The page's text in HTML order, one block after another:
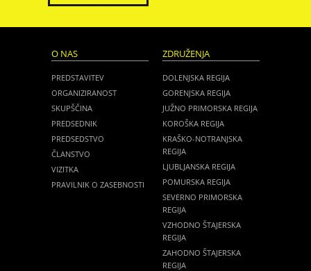
O NAS
PREDSTAVITEV
ORGANIZIRANOST
SKUPŠČINA
PREDSEDNIK
PREDSEDSTVO
ČLANSTVO
VIZITKA
PRAVILNIK O ZASEBNOSTI
ZDRUŽENJA
DOLENJSKA REGIJA
GORENJSKA REGIJA
JUŽNO PRIMORSKA REGIJA
KOROŠKA REGIJA
KRAŠKO-NOTRANJSKA
REGIJA
LJUBLJANSKA REGIJA
POMURSKA REGIJA
SEVERNO PRIMORSKA
REGIJA
VZHODNO ŠTAJERSKA
REGIJA
ZAHODNO ŠTAJERSKA
REGIJA